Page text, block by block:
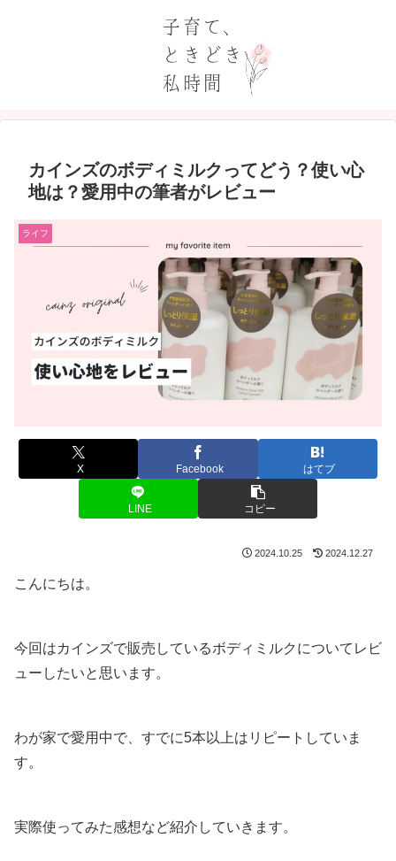
カインズのボディミルクってどう？使い心
地は？愛用中の筆者がレビュー
ライフ
X Facebook はてブ
LINE コピー
2024.10.25 2024.12.27
こんにちは。
今回はカインズで販売しているボディミルクについてレビ
ューしたいと思います。
わが家で愛用中で、すでに5本以上はリピートしていま
す。
実際使ってみた感想など紹介していきます。